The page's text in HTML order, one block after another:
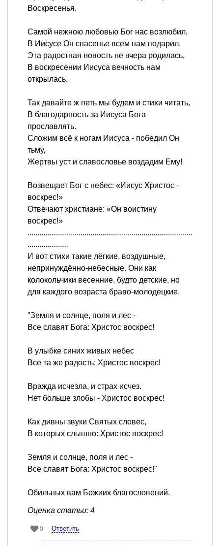
Воскресенья.
Самой нежною любовью Бог нас возлюбил,
В Иисусе Он спасенье всем нам подарил.
Эта радостная новость не вчера родилась,
В воскресении Иисуса вечность нам
открылась.
Так давайте ж петь мы будем и стихи читать,
В благодарность за Иисуса Бога
прославлять.
Сложим всё к ногам Иисуса - победил Он
тьму,
Жертвы уст и славословье воздадим Ему!
Возвещает Бог с небес: «Иисус Христос -
воскрес!»
Отвечают христиане: «Он воистину
воскрес!»
....................................................................................
.....................
И вот стихи такие лёгкие, воздушные,
непринуждённо-небесные. Они как
колокольчики весенние, будто детские, но
для каждого возраста браво-молодецкие.
"Земля и солнце, поля и лес -
Все славят Бога: Христос воскрес!
В улыбке синих живых небес
Все та же радость: Христос воскрес!
Вражда исчезла, и страх исчез.
Нет больше злобы - Христос воскрес!
Как дивны звуки Святых словес,
В которых слышно: Христос воскрес!
Земля и солнце, поля и лес -
Все славят Бога: Христос воскрес!"
Обильных вам Божиих благословений.
Оценка статьи: 4
0 Ответить